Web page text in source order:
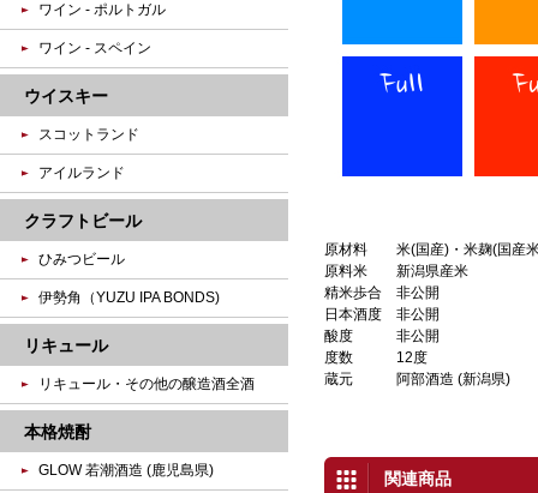
原材料
米(国産)・米麹(国産
原料米
新潟県産米
精米歩合
非公開
日本酒度
非公開
酸度
非公開
度数
12度
蔵元
阿部酒造 (新潟県)
関連商品
ワイン - ポルトガル
ワイン - スペイン
ウイスキー
スコットランド
アイルランド
クラフトビール
ひみつビール
伊勢角（YUZU IPA BONDS)
リキュール
リキュール・その他の醸造酒全酒
本格焼酎
GLOW 若潮酒造 (鹿児島県)